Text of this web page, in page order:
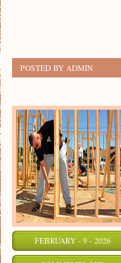
POSTED BY ADMIN
FEBRUARY - 9 - 2026